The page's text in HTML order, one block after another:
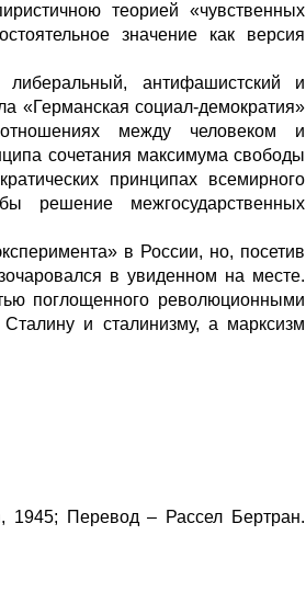
теорией «чувственных
значение как версия
либеральный, антифашистский и
«Германская социал-демократия»
между человеком и
сочетания максимума свободы
принципах всемирного
решение межгосударственных
в России, но, посетив
в увиденном на месте.
поглощенного революционными
и сталинизму, а марксизм
1945; Перевод – Рассел Бертран.